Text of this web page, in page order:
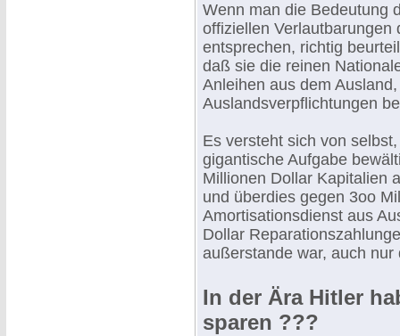
Wenn man die Bedeutung
offiziellen Verlautbarungen
entsprechen, richtig
daß sie die reinen
Anleihen aus dem
Auslandsverpflichtungen
Es versteht sich von
gigantische Aufgabe
Millionen Dollar Kapitalien
und überdies gegen 3oo
Amortisationsdienst aus
Dollar
außerstande war, auch
In der Ära Hitler
sparen ???